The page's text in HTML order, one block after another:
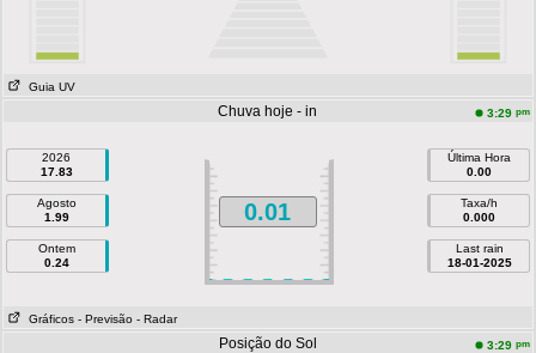
Guia UV
Chuva hoje - in 3:29 pm
2026
17.83
Agosto
1.99
Ontem
0.24
0.01
Última Hora
0.00
Taxa/h
0.000
Last rain
18-01-2025
Gráficos - Previsão - Radar
Posição do Sol 3:29 pm